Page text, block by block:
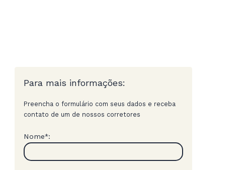
Para mais informações:
Preencha o formulário com seus dados e receba
contato de um de nossos corretores
Nome*: